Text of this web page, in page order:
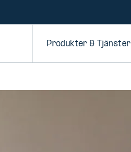
Produkter & Tjänster